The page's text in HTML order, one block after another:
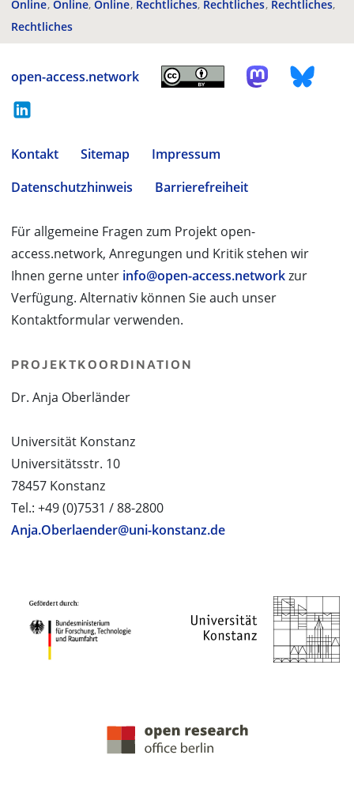
Online Online Online Rechtliches Rechtliches Rechtliches
Rechtliches
open-access.network
Kontakt Sitemap
Impressum
Datenschutzhinweis
Barrierefreiheit
Für allgemeine Fragen zum Projekt open-
access.network, Anregungen und Kritik stehen wir
Ihnen gerne unter info@open-access.networkzur
Verfügung. Alternativ können Sie auch unser
Kontaktformular verwenden.
PROJEKTKOORDINATION
Dr. Anja Oberländer
Universität Konstanz
Universitätsstr. 10
78457 Konstanz
Tel.: +49 (0)7531 / 88-2800
Anja.Oberlaender@uni-konstanz.de